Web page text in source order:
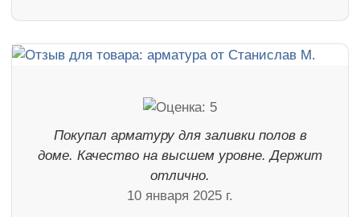
Покупал арматуру для заливки полов в
доме. Качество на высшем уровне. Держит
отлично.
10 января 2025 г.